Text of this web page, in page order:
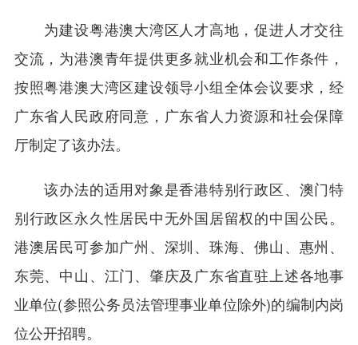
为建设粤港澳大湾区人才高地，促进人才交往
交流，为港澳青年提供更多就业机会和工作条件，
按照粤港澳大湾区建设领导小组全体会议要求，经
广东省人民政府同意，广东省人力资源和社会保障
厅制定了该办法。
该办法的适用对象是香港特别行政区、澳门特
别行政区永久性居民中无外国居留权的中国公民。
港澳居民可参加广州、深圳、珠海、佛山、惠州、
东莞、中山、江门、肇庆及广东省直驻上述各地事
业单位(参照公务员法管理事业单位除外)的编制内岗
位公开招聘。